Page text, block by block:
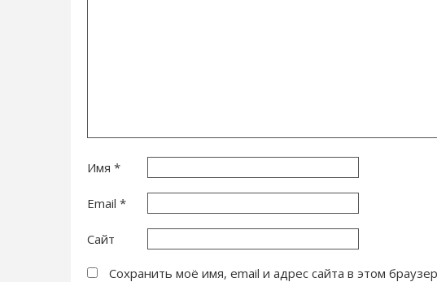
Имя *
Email *
Сайт
Сохранить моё имя, email и адрес сайта в этом